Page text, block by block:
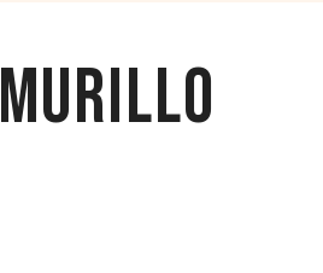
Murillo